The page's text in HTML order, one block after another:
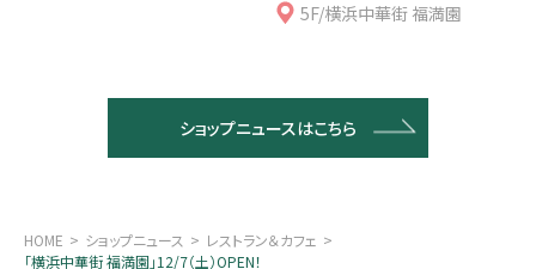
5F/横浜中華街 福満園
ショップニュースはこちら
HOME ショップニュース
レストラン＆カフェ
「横浜中華街 福満園」12/7（土）OPEN！